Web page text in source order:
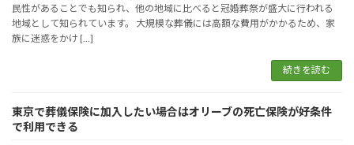
民性があることでも知られ、他の地域に比べると冠婚葬祭が盛大に行われる
地域として知られています。 大規模な葬儀には高額な費用がかかるため、家
族に迷惑をかけ […]
続きを読む
東京で葬儀保険に加入したい場合はオリーブの死亡保険が好条件
で利用できる